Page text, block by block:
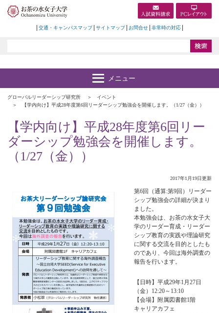
交通・キャンパスマップ サイトマップ お問合せ 非常時の対応
グローバルリーダーシップ研究所
イベント
【学内向け】平成28年度第6回リーダーシップ勉強会を開催します。（1/27（金））
【学内向け】平成28年度第6回リー
ダーシップ勉強会を開催します。
（1/27（金））
2017年1月19日更新
第6回（通算:第9回）リーダー
シップ勉強会の詳細が決まり
ました。
本勉強会は、お茶の水女子大
学のリーダー育成・リーダー
シップ教育の実践や理論研究
に関する交流を目的としたも
のであり、今回は海外調査の
報告を行います。
【日時】平成29年1月27日
（金）12:20～13:10
【会場】附属図書館1階
キャリアカフェ